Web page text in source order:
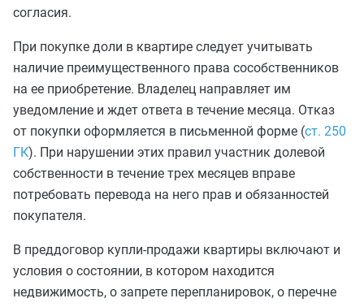
согласия.
При покупке доли в квартире следует учитывать
наличие преимущественного права сособственников
на ее приобретение. Владелец направляет им
уведомление и ждет ответа в течение месяца. Отказ
от покупки оформляется в письменной форме (ст. 250
ГК). При нарушении этих правил участник долевой
собственности в течение трех месяцев вправе
потребовать перевода на него прав и обязанностей
покупателя.
В преддоговор купли-продажи квартиры включают и
условия о состоянии, в котором находится
недвижимость, о запрете перепланировок, о перечне